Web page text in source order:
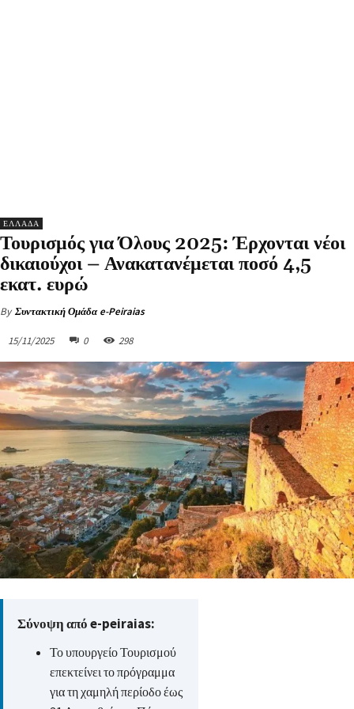
ΕΛΛΑΔΑ
Τουρισμός για Όλους 2025: Έρχονται νέοι
δικαιούχοι – Ανακατανέμεται ποσό 4,5
εκατ. ευρώ
By Συντακτική Ομάδα e-Peiraias
15/11/2025 0 298
Σύνοψη από e-peiraias:
Το υπουργείο Τουρισμού
επεκτείνει το πρόγραμμα
για τη χαμηλή περίοδο έως